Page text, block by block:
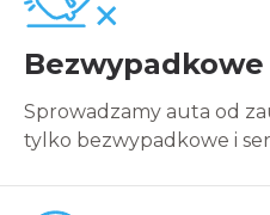
Bezwypadkowe
Sprowadzamy auta od
tylko bezwypadkowe i